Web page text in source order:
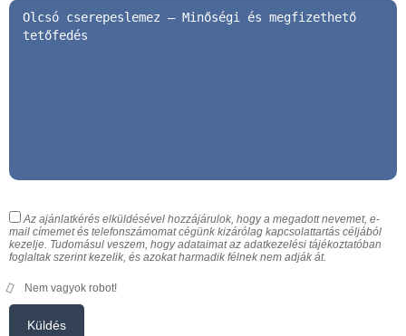
Az ajánlatkérés elküldésével hozzájárulok, hogy a megadott nevemet, e-
mail címemet és telefonszámomat cégünk kizárólag kapcsolattartás céljából
kezelje. Tudomásul veszem, hogy adataimat az adatkezelési tájékoztatóban
foglaltak szerint kezelik, és azokat harmadik félnek nem adják át.
Nem vagyok robot!
Küldés